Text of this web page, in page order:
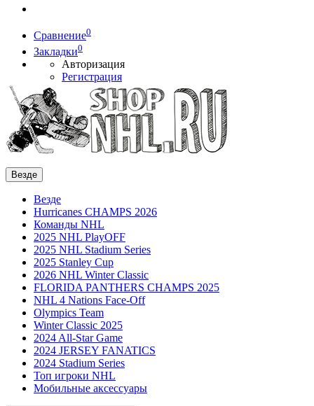
Сравнение0
Закладки0
Авторизация
Регистрация
Везде
Везде
Hurricanes CHAMPS 2026
Команды NHL
2025 NHL PlayOFF
2025 NHL Stadium Series
2025 Stanley Cup
2026 NHL Winter Classic
FLORIDA PANTHERS CHAMPS 2025
NHL 4 Nations Face-Off
Olympics Team
Winter Classic 2025
2024 All-Star Game
2024 JERSEY FANATICS
2024 Stadium Series
Топ игроки NHL
Мобильные аксессуары